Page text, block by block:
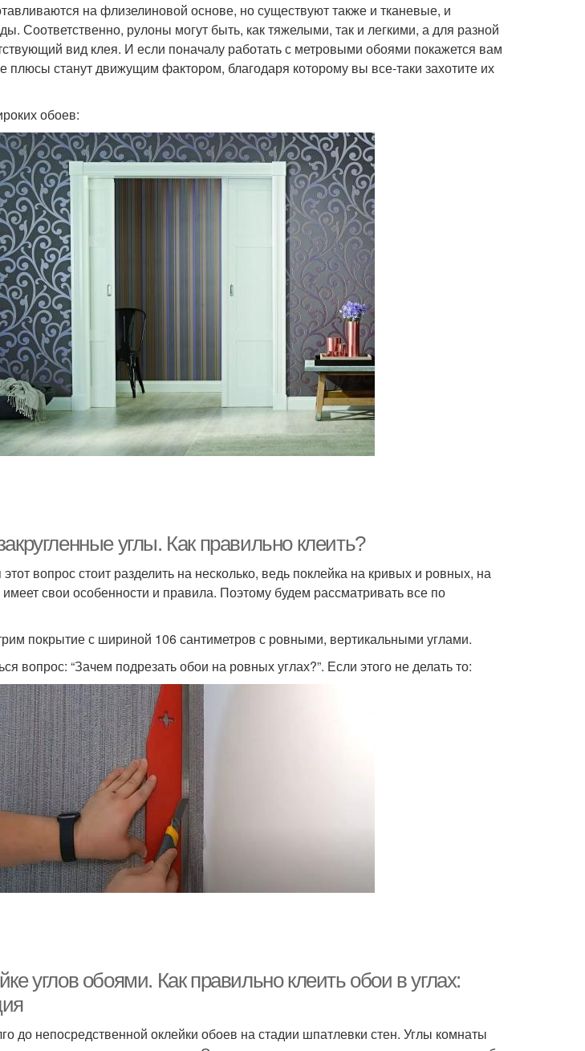
на флизелиновой основе, но существуют также и тканевые, и
Соответственно, рулоны могут быть, как тяжелыми, так и легкими, а для разной
вид клея. И если поначалу работать с метровыми обоями покажется вам
плюсы станут движущим фактором, благодаря которому вы все-таки захотите их
обоев:
углы. Как правильно клеить?
вопрос стоит разделить на несколько, ведь поклейка на кривых и ровных, на
свои особенности и правила. Поэтому будем рассматривать все по
покрытие с шириной 106 сантиметров с ровными, вертикальными углами.
вопрос: “Зачем подрезать обои на ровных углах?”. Если этого не делать то:
углов обоями. Как правильно клеить обои в углах:
до непосредственной оклейки обоев на стадии шпатлевки стен. Углы комнаты